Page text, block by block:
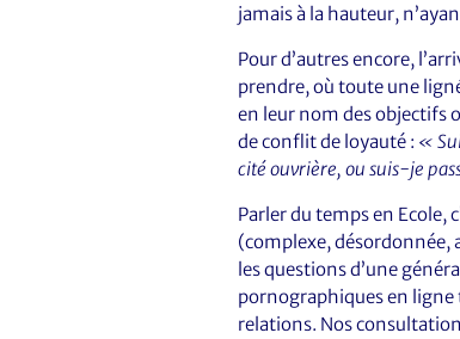
jamais à la hauteur,
Pour d’autres encore,
prendre, où toute une
en leur nom des objectifs
de conflit de loyauté : «
cité ouvrière, ou suis-je
Parler du temps en Ecole,
(complexe, désordonnée,
les questions d’une
pornographiques en ligne
relations. Nos